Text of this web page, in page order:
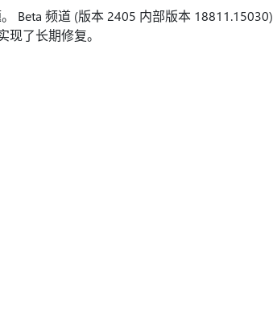
Beta 频道 (版本 2405 内部版本 18811.15030)
了长期修复。